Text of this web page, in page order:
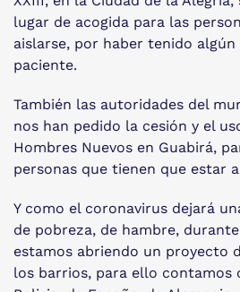
lugar de acogida para las
aislarse, por haber tenido
paciente.
También las autoridades del
nos han pedido la cesión y el
Hombres Nuevos en Guabirá,
personas que tienen que estar
Y como el coronavirus dejará
de pobreza, de hambre,
estamos abriendo un proyecto
los barrios, para ello contamos